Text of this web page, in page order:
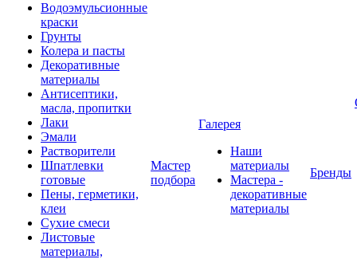
Водоэмульсионные
краски
Грунты
Колера и пасты
Декоративные
материалы
Антисептики,
масла, пропитки
Лаки
Эмали
Растворители
Шпатлевки
готовые
Пены, герметики,
клеи
Сухие смеси
Листовые
материалы,
Мастер
подбора
Галерея
Наши
материалы
Мастера -
декоративные
материалы
Бренды